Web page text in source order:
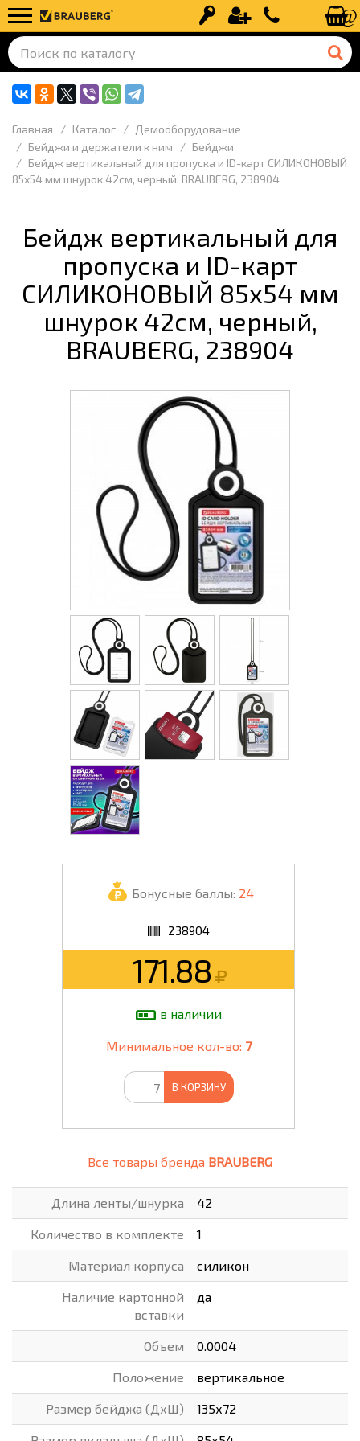
Вход Регистрация+7 (499) 110-
Главная Каталог
Демооборудование
Бейджи и держатели к ним
Бейджи
Бейдж вертикальный для пропуска и ID-карт СИЛИКОНОВЫЙ
85х54 мм шнурок 42см, черный, BRAUBERG, 238904
Бейдж вертикальный для
пропуска и ID-карт
СИЛИКОНОВЫЙ 85х54 мм
шнурок 42см, черный,
BRAUBERG, 238904
Бонусные баллы: 24
238904
171.88
в наличии
Минимальное кол-во: 7
В КОРЗИНУ
Все товары бренда BRAUBERG
Длина ленты/шнурка 42
Количество в комплекте 1
Материал корпуса силикон
Наличие картонной
вставки
да
Объем 0.0004
Положение вертикальное
Размер бейджа (ДхШ) 135х72